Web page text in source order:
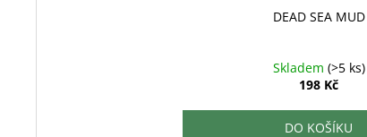
DEAD SEA MUD
Skladem (>5 ks)
198 Kč
DO KOŠÍKU